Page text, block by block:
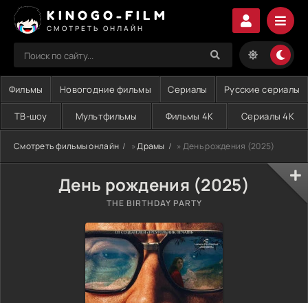
KINOGO-FILM
СМОТРЕТЬ ОНЛАЙН
Фильмы Новогодние фильмы Сериалы Русские сериалы
ТВ-шоу Мультфильмы Фильмы 4K Сериалы 4K
Смотреть фильмы онлайн »Драмы » День рождения (2025)
День рождения (2025)
THE BIRTHDAY PARTY